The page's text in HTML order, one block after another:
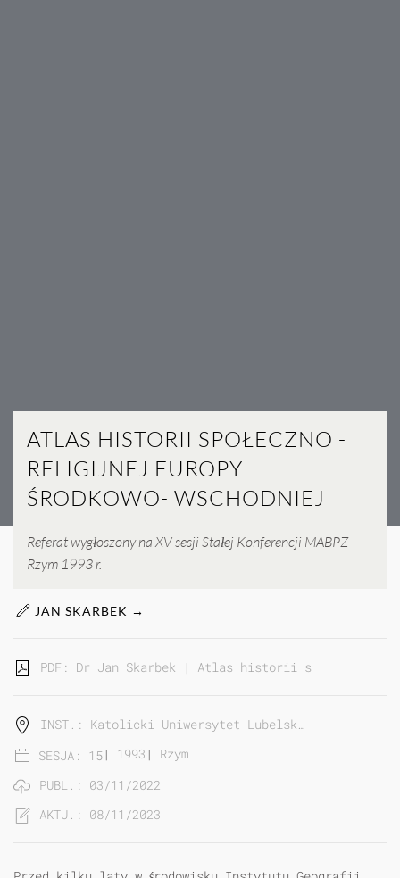
ATLAS HISTORII SPOŁECZNO -
RELIGIJNEJ EUROPY
ŚRODKOWO- WSCHODNIEJ
Referat wygłoszony na XV sesji Stałej Konferencji MABPZ -
Rzym 1993 r.
JAN SKARBEK →
PDF: Dr Jan Skarbek | Atlas historii społeczno -
INST.: Katolicki Uniwersytet Lubelsk…
SESJA: 15| 1993 | Rzym
PUBL.: 03/11/2022
AKTU.: 08/11/2023